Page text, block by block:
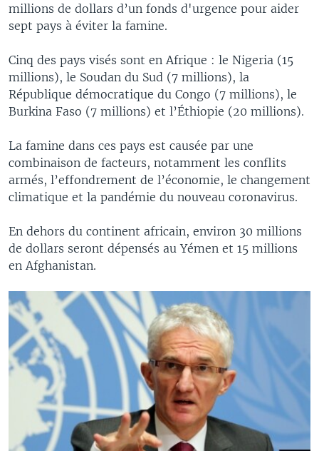
millions de dollars d’un fonds d'urgence pour aider
sept pays à éviter la famine.
Cinq des pays visés sont en Afrique : le Nigeria (15
millions), le Soudan du Sud (7 millions), la
République démocratique du Congo (7 millions), le
Burkina Faso (7 millions) et l’Éthiopie (20 millions).
La famine dans ces pays est causée par une
combinaison de facteurs, notamment les conflits
armés, l’effondrement de l’économie, le changement
climatique et la pandémie du nouveau coronavirus.
En dehors du continent africain, environ 30 millions
de dollars seront dépensés au Yémen et 15 millions
en Afghanistan.